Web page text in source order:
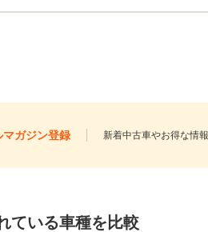
ガジン登録 新着中古車やお得な情
ている車種を比較